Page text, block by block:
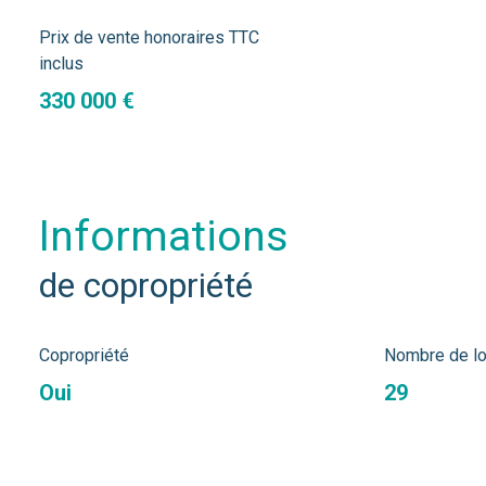
Prix de vente honoraires TTC
inclus
330 000 €
informations
de copropriété
Copropriété
Oui
Nombre de
29